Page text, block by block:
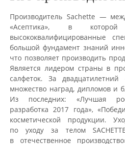
Производитель Sachette —
«Асептика», в
высококвалифицированные
большой фундамент знаний
что позволяет производить
Является лидером страны в
салфеток. За
множество наград, дипломов и
Из последних: «Лучшая
разработка 2017 года»,
косметической продукции.
по уходу за телом
в отечественное